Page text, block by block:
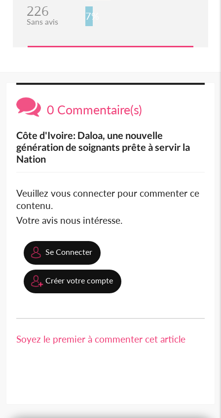
226
Sans avis 7%
0 Commentaire(s)
Côte d'Ivoire: Daloa, une nouvelle
génération de soignants prête à servir la
Nation
Veuillez vous connecter pour commenter ce
contenu.
Votre avis nous intéresse.
Se Connecter
Créer votre compte
Soyez le premier à commenter cet article